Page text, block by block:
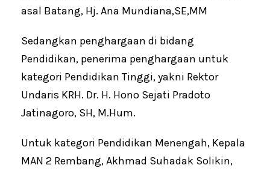
asal Batang, Hj. Ana Mundiana,SE,MM
Sedangkan penghargaan di bidang
Pendidikan, penerima penghargaan untuk
kategori Pendidikan Tinggi, yakni Rektor
Undaris KRH. Dr. H. Hono Sejati Pradoto
Jatinagoro, SH, M.Hum.
Untuk kategori Pendidikan Menengah, Kepala
MAN 2 Rembang, Akhmad Suhadak Solikin,